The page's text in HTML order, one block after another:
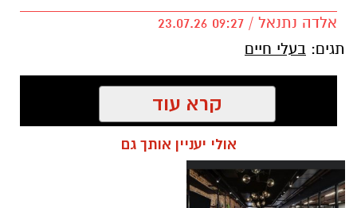
אלדה נתנאל / 09:27 23.07.26
תגים: בעלי חיים
קרא עוד
אולי יעניין אותך גם